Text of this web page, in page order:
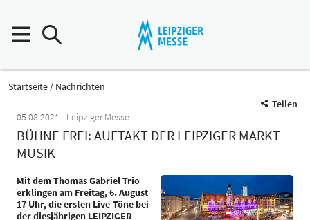
Startseite
Nachrichten
Teilen
05.08.2021
Leipziger Messe
BÜHNE FREI: AUFTAKT DER LEIPZIGER MARKT
MUSIK
Mit dem Thomas Gabriel Trio
erklingen am Freitag, 6. August
17 Uhr, die ersten Live-Töne bei
der diesjährigen LEIPZIGER